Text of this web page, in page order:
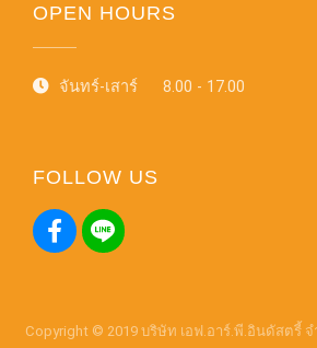
OPEN HOURS
จันทร์-เสาร์ 8.00 - 17.00
FOLLOW US
Copyright © 2019 บริษัท เอฟ.อาร์.พี.อินดัสตรี้